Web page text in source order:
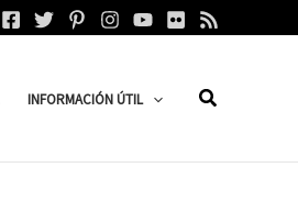
INFORMACIÓN ÚTIL